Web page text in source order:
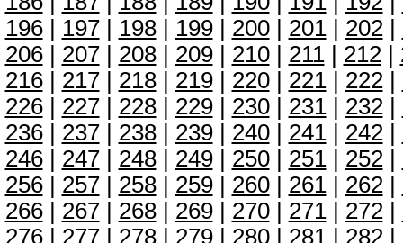
196| 197| 198| 199| 200| 201| 202|
206| 207| 208| 209| 210| 211| 212|
216| 217| 218| 219| 220| 221| 222|
226| 227| 228| 229| 230| 231| 232|
236| 237| 238| 239| 240| 241| 242|
246| 247| 248| 249| 250| 251| 252|
256| 257| 258| 259| 260| 261| 262|
266| 267| 268| 269| 270| 271| 272|
276| 277| 278| 279| 280| 281| 282|